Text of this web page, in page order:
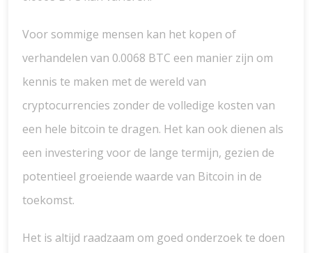
Voor sommige mensen kan het kopen of
verhandelen van 0.0068 BTC een manier zijn om
kennis te maken met de wereld van
cryptocurrencies zonder de volledige kosten van
een hele bitcoin te dragen. Het kan ook dienen als
een investering voor de lange termijn, gezien de
potentieel groeiende waarde van Bitcoin in de
toekomst.
Het is altijd raadzaam om goed onderzoek te doen